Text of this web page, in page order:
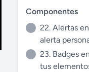
Componentes
22. Alertas
alerta
23. Badges
tus